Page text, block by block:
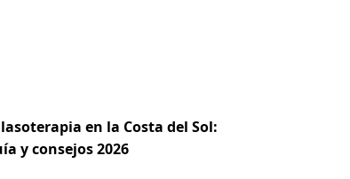
en la Costa del Sol:
y consejos 2026